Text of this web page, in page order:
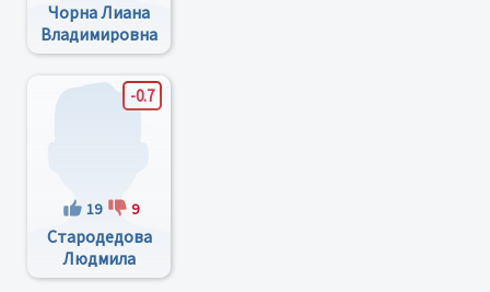
Чорна Лиана
Владимировна
-0.7
19 9
Стародедова
Людмила
Валентиновна